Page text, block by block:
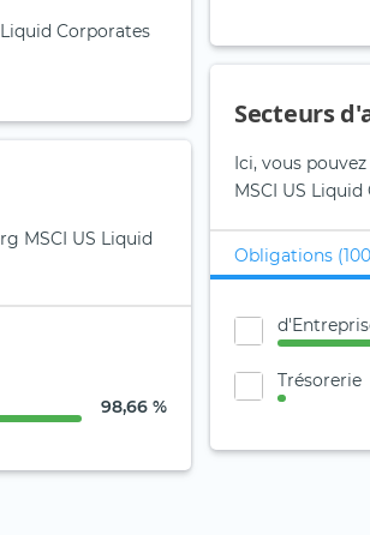
Corporates
MSCI US Liquid
98,66 %
Secteurs
Ici, vous
MSCI US
Obligations
Trésorerie